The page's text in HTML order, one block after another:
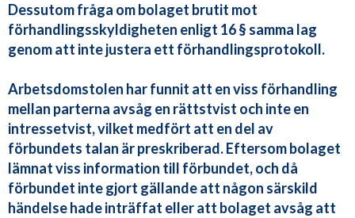
Dessutom fråga om bolaget brutit mot
förhandlingsskyldigheten enligt 16 § samma lag
genom att inte justera ett förhandlingsprotokoll.
Arbetsdomstolen har funnit att en viss förhandling
mellan parterna avsåg en rättstvist och inte en
intressetvist, vilket medfört att en del av
förbundets talan är preskriberad. Eftersom bolaget
lämnat viss information till förbundet, och då
förbundet inte gjort gällande att någon särskild
händelse hade inträffat eller att bolaget avsåg att